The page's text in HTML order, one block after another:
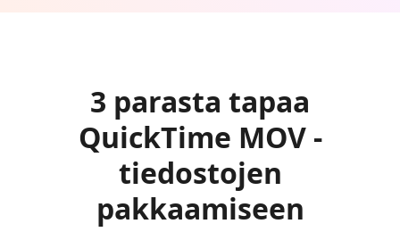
3 parasta tapaa
QuickTime MOV -
tiedostojen
pakkaamiseen